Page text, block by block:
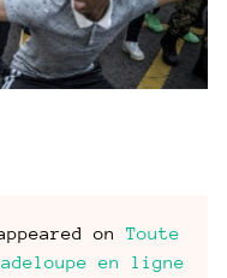
on Toute
en ligne